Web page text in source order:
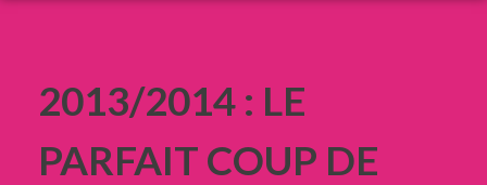
2013/2014 : LE
PARFAIT COUP DE